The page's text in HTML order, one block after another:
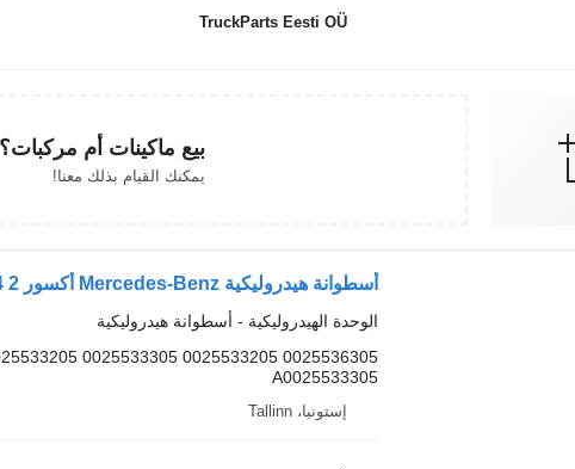
TruckParts Eesti OÜ
بيع ماكينات أم مركبات؟
يمكنك القيام بذلك معنا!
الوحدة الهيدروليكية - أسطوانة هيدروليكية
A0025533205
A0025533305
إستونيا، Tallinn